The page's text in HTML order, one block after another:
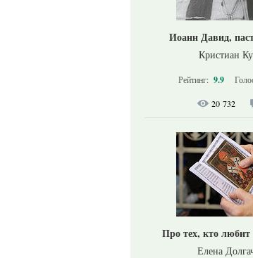
Иоанн Давид,
Кристиан
Рейтинг: 9.9
20 732
Про тех, кто
Елена